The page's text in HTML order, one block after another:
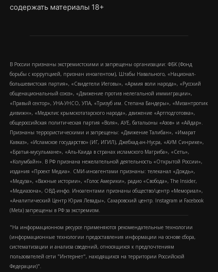
содержать материалы 18+
В России признаны экстремистскими и запрещены организации: ФБК (Фонд
борьбы с коррупцией, признан иноагентом), Штабы Навального, «Национал-
большевистская партия», «Свидетели Иеговы», «Армия воли народа», «Русский
общенациональный союз», «Движение против нелегальной иммиграции»,
«Правый сектор», УНА-УНСО, УПА, «Тризуб им. Степана Бандеры», «Мизантропик
дивижн», «Меджлис крымскотатарского народа», движение «Артподготовка»,
общероссийская политическая партия «Воля», АУЕ, батальоны «Азов» и «Айдар».
Признаны террористическими и запрещены: «Движение Талибан», «Имарат
Кавказ», «Исламское государство» (ИГ, ИГИЛ), Джебхад-ан-Нусра, «АУМ Синрике»,
«Братья-мусульмане», «Аль-Каида в странах исламского Магриба», «Сеть»,
«Колумбайн». В РФ признана нежелательной деятельность «Открытой России»,
издания «Проект Медиа». СМИ-иноагентами признаны: телеканал «Дождь»,
«Медуза», «Важные истории», «Голос Америки», радио «Свобода», The Insider,
«Медиазона», ОВД-инфо. Иноагентами признаны общество/центр «Мемориал»,
«Аналитический Центр Юрия Левады», Сахаровский центр. Instagram и Facebook
(Metа) запрещены в РФ за экстремизм.
"На информационном ресурсе применяются рекомендательные технологии
(информационные технологии предоставления информации на основе сбора,
систематизации и анализа сведений, относящихся к предпочтениям
пользователей сети "Интернет", находящихся на территории Российской
Федерации)".